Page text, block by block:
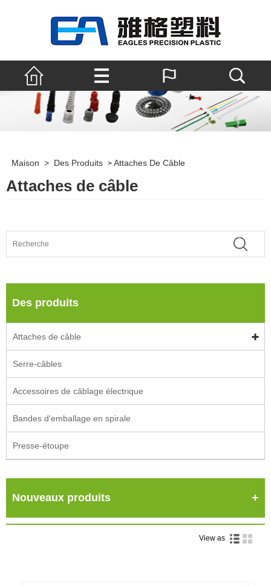
Maison > Des Produits > Attaches De Câble
Attaches de câble
Des produits
Attaches de câble
Serre-câbles
Accessoires de câblage électrique
Bandes d'emballage en spirale
Presse-étoupe
Nouveaux produits
View as